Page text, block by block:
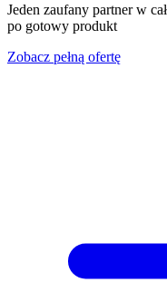
Jeden zaufany partner w
po gotowy produkt
Zobacz pełną ofertę